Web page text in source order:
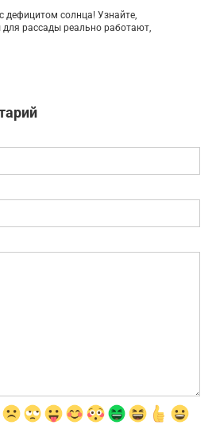
дефицитом солнца! Узнайте,
рассады реально работают,